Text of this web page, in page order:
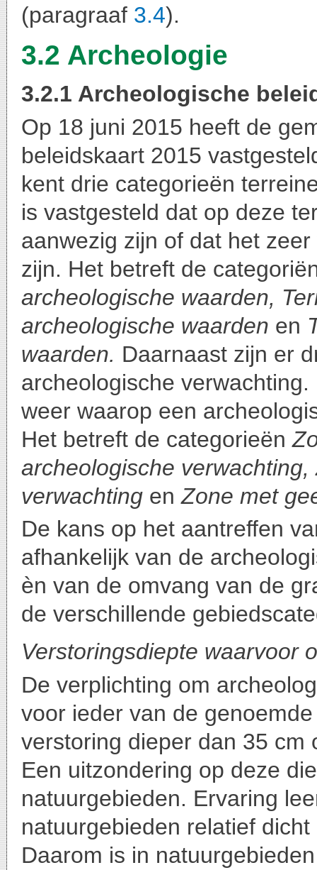
(paragraaf 3.4).
3.2 Archeologie
3.2.1 Archeologische
Op 18 juni 2015 heeft de
beleidskaart 2015
kent drie categorieën
is vastgesteld dat op deze
aanwezig zijn of dat het
zijn. Het betreft de
archeologische waarden,
archeologische waarden en
waarden. Daarnaast zijn er
archeologische
weer waarop een
Het betreft de categorieën
archeologische
verwachting enZone met
De kans op het aantreffen
afhankelijk van de
èn van de omvang van de
de verschillende
Verstoringsdiepte waarvoor
De verplichting om
voor ieder van de
verstoring dieper dan 35 cm
Een uitzondering op deze
natuurgebieden. Ervaring
natuurgebieden relatief
Daarom is in